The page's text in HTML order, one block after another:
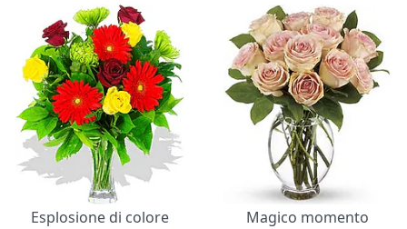
Esplosione di colore
Magico momento